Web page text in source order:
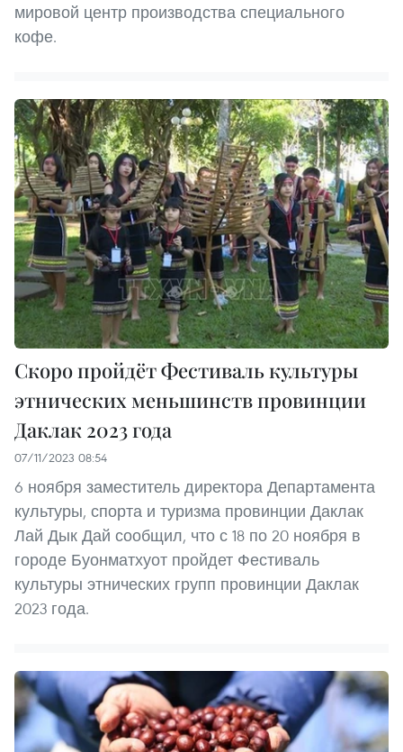
мировой центр производства специального
кофе.
Скоро пройдёт Фестиваль культуры
этнических меньшинств провинции
Даклак 2023 года
07/11/2023 08:54
6 ноября заместитель директора Департамента
культуры, спорта и туризма провинции Даклак
Лай Дык Дай сообщил, что с 18 по 20 ноября в
городе Буонматхуот пройдет Фестиваль
культуры этнических групп провинции Даклак
2023 года.